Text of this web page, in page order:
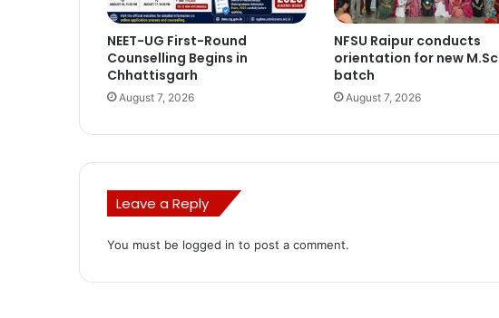
NEET-UG First-Round
Counselling Begins in
Chhattisgarh
August 7, 2026
NFSU Raipur conducts
orientation for new M.Sc
batch
August 7, 2026
Leave a Reply
You must be logged in to post a comment.